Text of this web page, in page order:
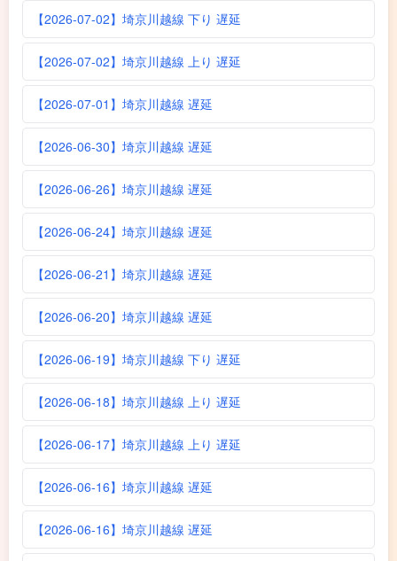
【2026-07-02】埼京川越線 下り 遅延
【2026-07-02】埼京川越線 上り 遅延
【2026-07-01】埼京川越線 遅延
【2026-06-30】埼京川越線 遅延
【2026-06-26】埼京川越線 遅延
【2026-06-24】埼京川越線 遅延
【2026-06-21】埼京川越線 遅延
【2026-06-20】埼京川越線 遅延
【2026-06-19】埼京川越線 下り 遅延
【2026-06-18】埼京川越線 上り 遅延
【2026-06-17】埼京川越線 上り 遅延
【2026-06-16】埼京川越線 遅延
【2026-06-16】埼京川越線 遅延